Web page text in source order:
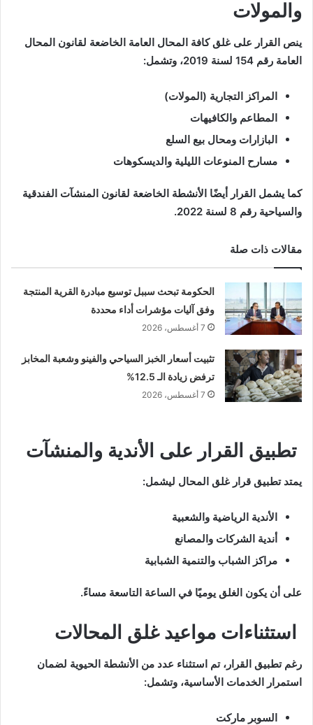
والمولات
ينص القرار على غلق كافة المحال العامة الخاضعة لقانون المحال
العامة رقم 154 لسنة 2019، وتشمل:
المراكز التجارية (المولات)
المطاعم والكافيهات
البازارات ومحال بيع السلع
مسارح المنوعات الليلية والديسكوهات
كما يشمل القرار أيضًا الأنشطة الخاضعة لقانون المنشآت الفندقية
والسياحية رقم 8 لسنة 2022.
مقالات ذات صلة
الحكومة تبحث سببل توسيع مبادرة القرية المنتجة
وفق آليات مؤشرات أداء محددة
7 أغسطس، 2026
تثبيت أسعار الخبز السياحي والفينو وشعبة المخابز
ترفض زيادة الـ 12.5%
7 أغسطس، 2026
تطبيق القرار على الأندية والمنشآت
يمتد تطبيق قرار غلق المحال ليشمل:
الأندية الرياضية والشعبية
أندية الشركات والمصانع
مراكز الشباب والتنمية الشبابية
على أن يكون الغلق يوميًا في الساعة التاسعة مساءً.
استثناءات مواعيد غلق المحالات
رغم تطبيق القرار، تم استثناء عدد من الأنشطة الحيوية لضمان
استمرار الخدمات الأساسية، وتشمل:
السوبر ماركت